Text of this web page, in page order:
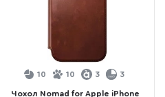
10 10 3 3
Чохол Nomad for Apple iPhone